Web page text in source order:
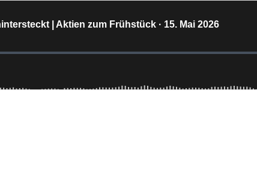
| Aktien zum Frühstück · 15. Mai 2026